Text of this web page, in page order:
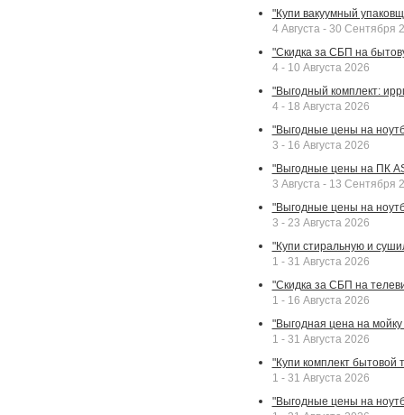
"Купи вакуумный
4 Августа - 30 Сентября
"Скидка за СБП на
4 - 10 Августа 2026
"Выгодный комплект:
4 - 18 Августа 2026
"Выгодные цены на
3 - 16 Августа 2026
"Выгодные цены на ПК
3 Августа - 13 Сентября
"Выгодные цены на
3 - 23 Августа 2026
"Купи стиральную и
1 - 31 Августа 2026
"Скидка за СБП на
1 - 16 Августа 2026
"Выгодная цена на
1 - 31 Августа 2026
"Купи комплект бытовой
1 - 31 Августа 2026
"Выгодные цены на